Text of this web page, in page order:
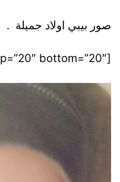
صور بيبي اولاد جميلة .
[divider style=”solid” top=”20″ bottom=”20″]